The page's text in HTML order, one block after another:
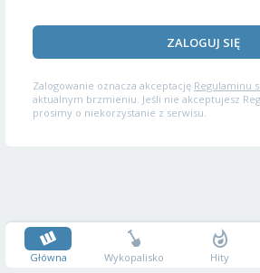
ZALOGUJ SIĘ
Zalogowanie oznacza akceptację Regulaminu
aktualnym brzmieniu. Jeśli nie akceptujesz
prosimy o niekorzystanie z serwisu.
Główna Wykopalisko Hity